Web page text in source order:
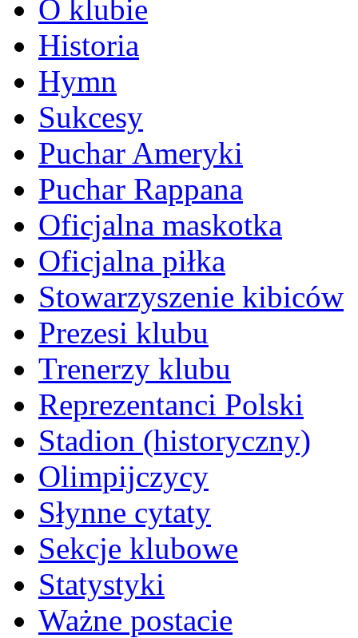
O klubie
Historia
Hymn
Sukcesy
Puchar Ameryki
Puchar Rappana
Oficjalna maskotka
Oficjalna piłka
Stowarzyszenie kibiców
Prezesi klubu
Trenerzy klubu
Reprezentanci Polski
Stadion (historyczny)
Olimpijczycy
Słynne cytaty
Sekcje klubowe
Statystyki
Ważne postacie